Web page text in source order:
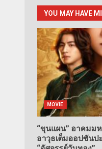
YOU MAY HAVE
MOVIE
“ขุนแผน” อาคมม
อาวุธเต็มออปชัน